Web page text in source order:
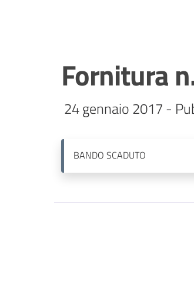
Fornitura
24 gennaio 2017 -
BANDO SCADUTO